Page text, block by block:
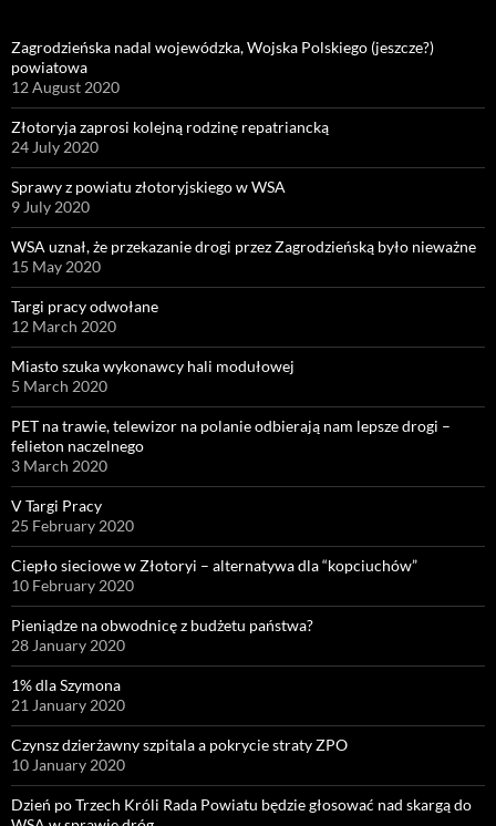
Zagrodzieńska nadal wojewódzka, Wojska Polskiego (jeszcze?)
powiatowa
12 August 2020
Złotoryja zaprosi kolejną rodzinę repatriancką
24 July 2020
Sprawy z powiatu złotoryjskiego w WSA
9 July 2020
WSA uznał, że przekazanie drogi przez Zagrodzieńską było nieważne
15 May 2020
Targi pracy odwołane
12 March 2020
Miasto szuka wykonawcy hali modułowej
5 March 2020
PET na trawie, telewizor na polanie odbierają nam lepsze drogi –
felieton naczelnego
3 March 2020
V Targi Pracy
25 February 2020
Ciepło sieciowe w Złotoryi – alternatywa dla “kopciuchów”
10 February 2020
Pieniądze na obwodnicę z budżetu państwa?
28 January 2020
1% dla Szymona
21 January 2020
Czynsz dzierżawny szpitala a pokrycie straty ZPO
10 January 2020
Dzień po Trzech Króli Rada Powiatu będzie głosować nad skargą do